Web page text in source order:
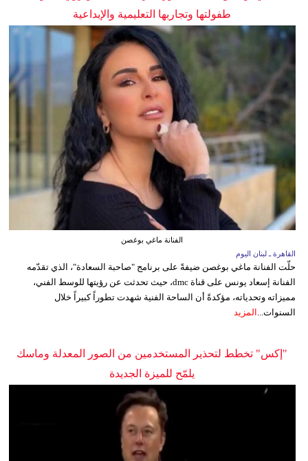
طفولتها وتجاربها التعليمية والإبداعية
الفنانة ماغي بوغصن
القاهرة ـ لبنان اليوم
حلّت الفنانة ماغي بوغصن ضيفةً على برنامج "صاحبة السعادة"، الذي تقدّمه
الفنانة إسعاد يونس على قناة dmc، حيث تحدثت عن رؤيتها للوسط الفني،
مميزاته وتحدياته، مؤكدةً أن الساحة الفنية شهدت تطوراً كبيراً خلال
السنوات... المزيد
"إكس" تخطط لتحذير المستخدمين من الصور المعدلة وماسك
يلمّح للميزة الجديدة